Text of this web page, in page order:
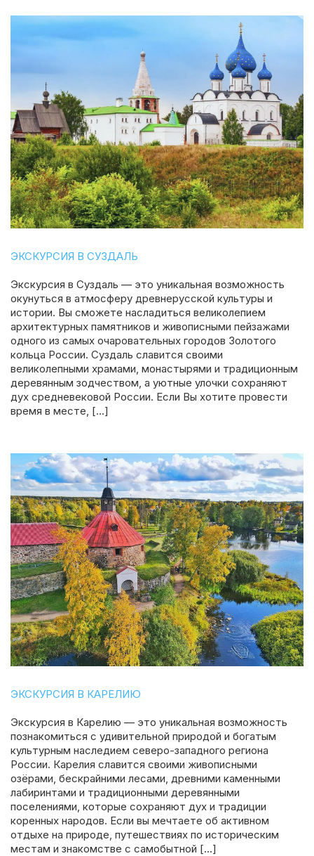
ЭКСКУРСИЯ В СУЗДАЛЬ
Экскурсия в Суздаль — это уникальная возможность
окунуться в атмосферу древнерусской культуры и
истории. Вы сможете насладиться великолепием
архитектурных памятников и живописными пейзажами
одного из самых очаровательных городов Золотого
кольца России. Суздаль славится своими
великолепными храмами, монастырями и традиционным
деревянным зодчеством, а уютные улочки сохраняют
дух средневековой России. Если Вы хотите провести
время в месте, […]
ЭКСКУРСИЯ В КАРЕЛИЮ
Экскурсия в Карелию — это уникальная возможность
познакомиться с удивительной природой и богатым
культурным наследием северо-западного региона
России. Карелия славится своими живописными
озёрами, бескрайними лесами, древними каменными
лабиринтами и традиционными деревянными
поселениями, которые сохраняют дух и традиции
коренных народов. Если вы мечтаете об активном
отдыхе на природе, путешествиях по историческим
местам и знакомстве с самобытной […]